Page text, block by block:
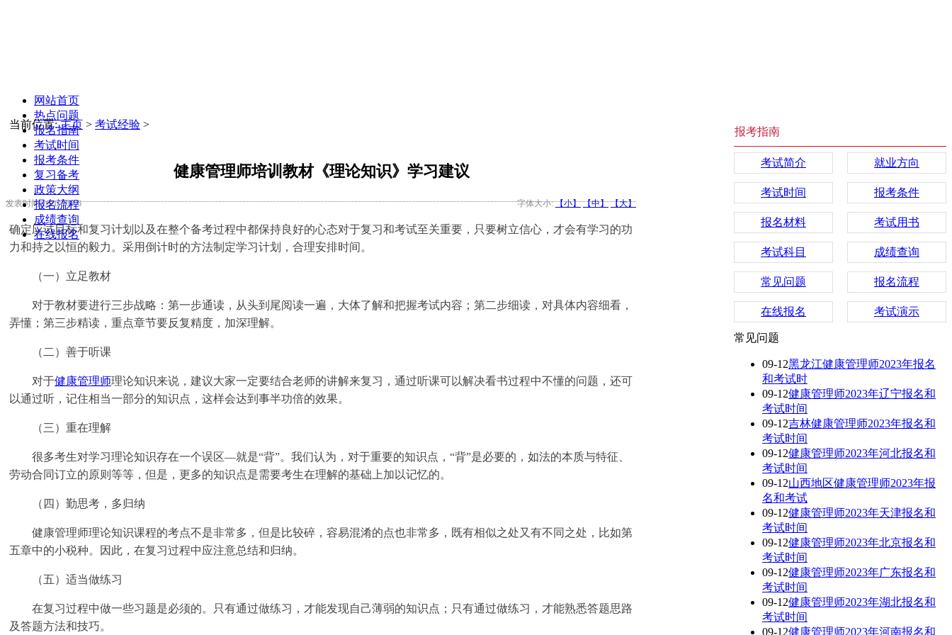
网站首页
热点问题
报名指南
考试时间
报考条件
复习备考
政策大纲
报名流程
成绩查询
在线报名
报考指南
考试简介 就业方向
考试时间 报考条件
报名材料 考试用书
考试科目 成绩查询
常见问题 报名流程
在线报名 考试演示
常见问题
09-12黑龙江健康管理师2023年报名
和考试时
09-12健康管理师2023年辽宁报名和
考试时间
09-12吉林健康管理师2023年报名和
考试时间
09-12健康管理师2023年河北报名和
考试时间
09-12山西地区健康管理师2023年报
名和考试
09-12健康管理师2023年天津报名和
考试时间
09-12健康管理师2023年北京报名和
考试时间
09-12健康管理师2023年广东报名和
考试时间
09-12健康管理师2023年湖北报名和
考试时间
09-12健康管理师2023年河南报名和
当前位置:主页 > 考试经验 >
健康管理师培训教材《理论知识》学习建议
发表时间:2020-10-06 字体大小:【小】 【中】 【大】
确定应试目标和复习计划以及在整个备考过程中都保持良好的心态对于复习和考试至关重要，只要树立信心，才会有学习的功
力和持之以恒的毅力。采用倒计时的方法制定学习计划，合理安排时间。
（一）立足教材
对于教材要进行三步战略：第一步通读，从头到尾阅读一遍，大体了解和把握考试内容；第二步细读，对具体内容细看，
弄懂；第三步精读，重点章节要反复精度，加深理解。
（二）善于听课
对于健康管理师理论知识来说，建议大家一定要结合老师的讲解来复习，通过听课可以解决看书过程中不懂的问题，还可
以通过听，记住相当一部分的知识点，这样会达到事半功倍的效果。
（三）重在理解
很多考生对学习理论知识存在一个误区—就是“背”。我们认为，对于重要的知识点，“背”是必要的，如法的本质与特征、
劳动合同订立的原则等等，但是，更多的知识点是需要考生在理解的基础上加以记忆的。
（四）勤思考，多归纳
健康管理师理论知识课程的考点不是非常多，但是比较碎，容易混淆的点也非常多，既有相似之处又有不同之处，比如第
五章中的小税种。因此，在复习过程中应注意总结和归纳。
（五）适当做练习
在复习过程中做一些习题是必须的。只有通过做练习，才能发现自己薄弱的知识点；只有通过做练习，才能熟悉答题思路
及答题方法和技巧。